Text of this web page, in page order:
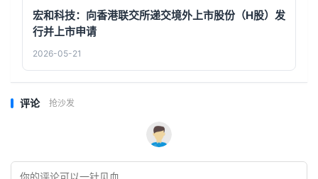
宏和科技：向香港联交所递交境外上市股份（H股）发
行并上市申请
2026-05-21
评论 抢沙发